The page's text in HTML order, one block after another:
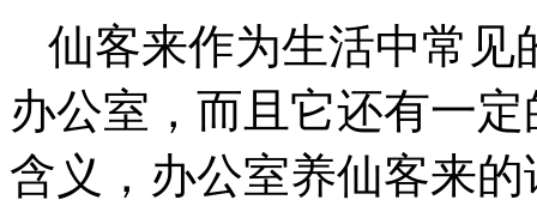
仙客来作为生活中常见
办公室，而且它还有一
含义，办公室养仙客来